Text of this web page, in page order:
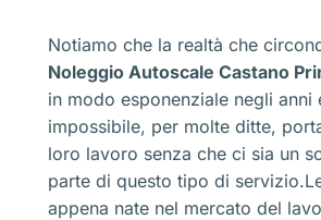
Notiamo che la realtà che
Noleggio Autoscale Castano
in modo esponenziale negli anni
impossibile, per molte ditte,
loro lavoro senza che ci sia un
parte di questo tipo di
appena nate nel mercato del